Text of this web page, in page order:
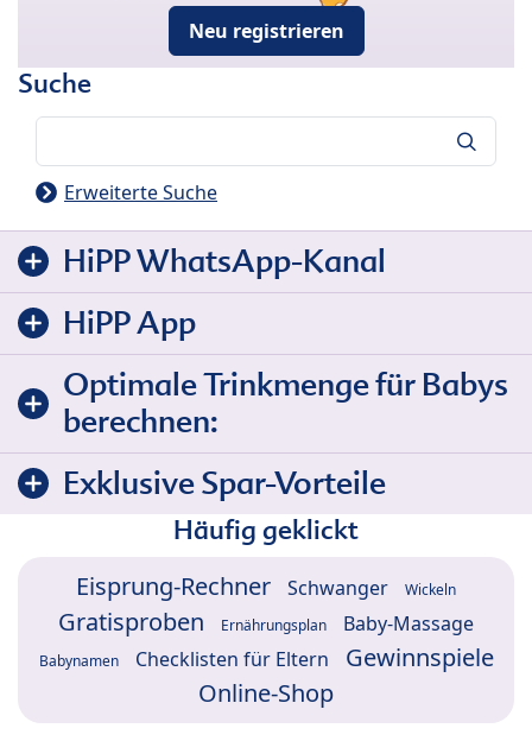
Neu registrieren
Suche
Erweiterte Suche
HiPP WhatsApp-Kanal
HiPP App
Optimale Trinkmenge für Babys
berechnen:
Exklusive Spar-Vorteile
Häufig geklickt
Eisprung-Rechner Schwanger Wickeln
Gratisproben Ernährungsplan Baby-Massage
Babynamen Checklisten für Eltern
Gewinnspiele
Online-Shop